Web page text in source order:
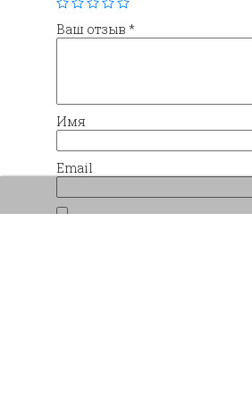
Ваш отзыв *
Имя
Email